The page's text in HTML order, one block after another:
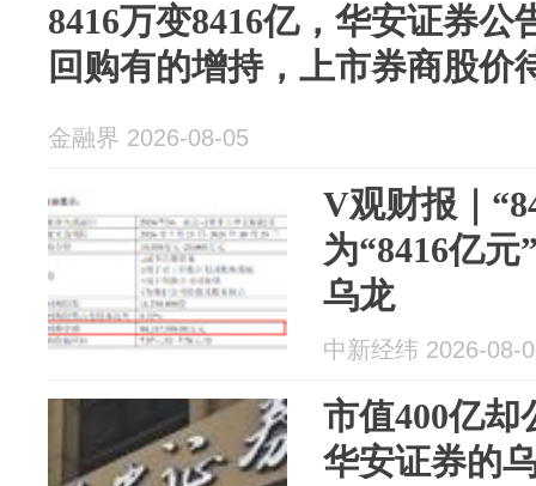
8416万变8416亿，华安证券公
回购有的增持，上市券商股价
金融界 2026-08-05
V观财报｜
为“8416亿
乌龙
中新经纬 2026-08-
市值400亿却
华安证券的